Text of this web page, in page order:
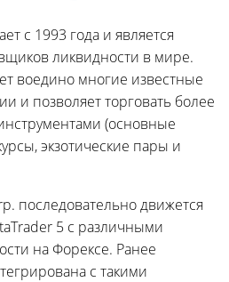
с 1993 года и является
ликвидности в мире.
воедино многие известные
и позволяет торговать более
(основные
экзотические пары и
последовательно движется
5 с различными
на Форексе. Ранее
с такими